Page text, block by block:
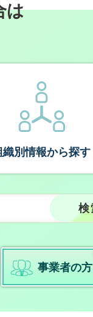
は
織別情報から探す
事業者の